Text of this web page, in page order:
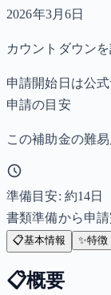
2026年3月6日
カウントダウン
申請開始日は公
申請の目安
この補助金の難
準備目安: 約14日
書類準備から申
📋基本情報 ✨特徴
📋概要